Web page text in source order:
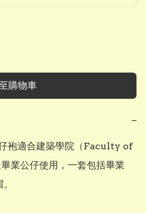
購物車
−
袍適合建築學院（Faculty of
公仔使用，一套包括畢業